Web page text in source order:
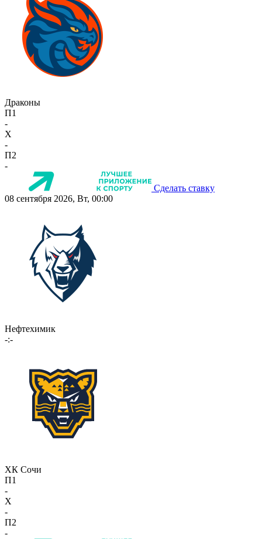
Драконы
П1
-
X
-
П2
-
Сделать ставку
08 сентября 2026, Вт, 00:00
Нефтехимик
-:-
ХК Сочи
П1
-
X
-
П2
-